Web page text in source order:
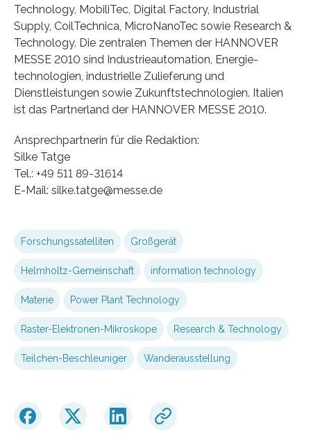
Technology, MobiliTec, Digital Factory, Industrial
Supply, CoilTechnica, MicroNanoTec sowie Research &
Technology. Die zentralen Themen der HANNOVER
MESSE 2010 sind Industrieautomation, Energie­
technologien, industrielle Zulieferung und
Dienstleistungen sowie Zukunftstechnologien. Italien
ist das Partnerland der HANNOVER MESSE 2010.
Ansprechpartnerin für die Redaktion:
Silke Tatge
Tel.: +49 511 89-31614
E-Mail: silke.tatge@messe.de
Forschungssatelliten Großgerät
Helmholtz-Gemeinschaft information technology
Materie Power Plant Technology
Raster-Elektronen-Mikroskope Research & Technology
Teilchen-Beschleuniger Wanderausstellung